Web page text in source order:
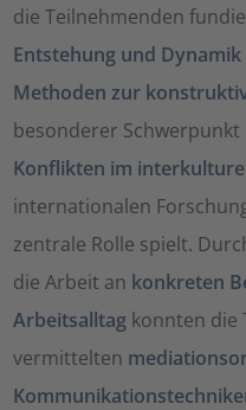
die Teilnehmenden
Entstehung und
Methoden zur
besonderer Schwerpunkt
Konflikten im
internationalen
zentrale Rolle spielt.
die Arbeit an konkreten
Arbeitsalltag konnten die
vermittelten